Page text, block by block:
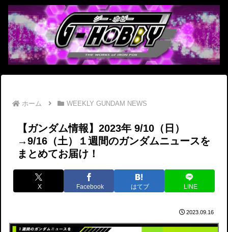
ホーム WEEKLY GUNDAM NEWS
【ガンダム情報】2023年 9/10（日）
→9/16（土）１週間のガンダムニュースを
まとめてお届け！
X Facebook はてブ LINE
2023.09.16